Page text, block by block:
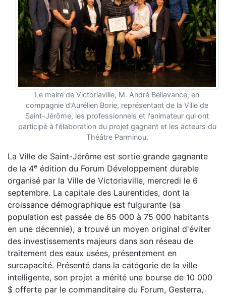
Le maire de Victoriaville, M. André Bellavance, en
compagnie d'Aurélien Borie, représentant de la Ville de
Saint-Jérôme, les professionnels et l'animateur qui ont
participé à l'élaboration du projet gagnant et les acteurs du
Théâtre Parminou.
La Ville de Saint-Jérôme est sortie grande gagnante
de la 4e édition du Forum Développement durable
organisé par la Ville de Victoriaville, mercredi le 6
septembre. La capitale des Laurentides, dont la
croissance démographique est fulgurante (sa
population est passée de 65 000 à 75 000 habitants
en une décennie), a trouvé un moyen original d'éviter
des investissements majeurs dans son réseau de
traitement des eaux usées, présentement en
surcapacité. Présenté dans la catégorie de la ville
intelligente, son projet a mérité une bourse de 10 000
$ offerte par le commanditaire du Forum, Gesterra,